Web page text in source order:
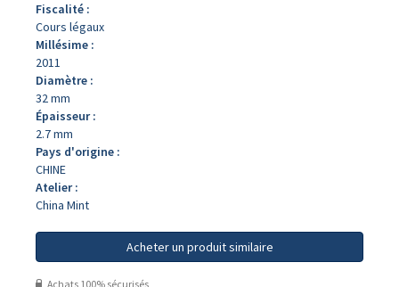
Fiscalité :
Cours légaux
Millésime :
2011
Diamètre :
32 mm
Épaisseur :
2.7 mm
Pays d'origine :
CHINE
Atelier :
China Mint
Acheter un produit similaire
Achats 100% sécurisés